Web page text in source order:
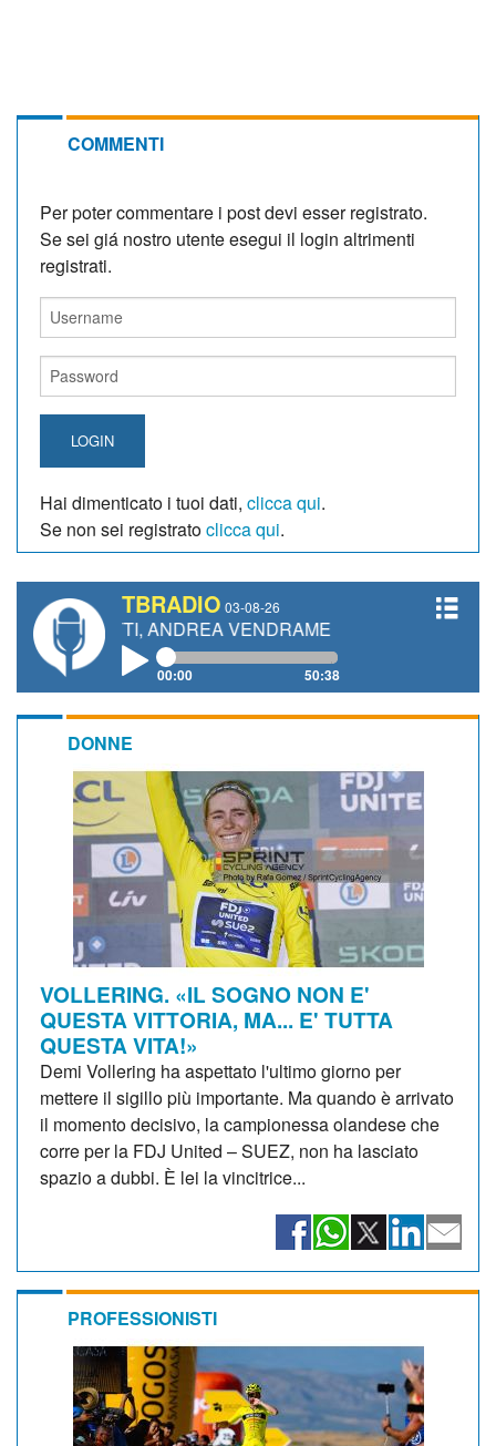
COMMENTI
Per poter commentare i post devi esser registrato.
Se sei giá nostro utente esegui il login altrimenti
registrati.
LOGIN
Hai dimenticato i tuoi dati, clicca qui.
Se non sei registratoclicca qui.
TBRADIO 03-08-26
ANDREA VENDRAME, FILIPPO FIORELLI
00:00 50:38
DONNE
VOLLERING. «IL SOGNO NON E'
QUESTA VITTORIA, MA... E' TUTTA
QUESTA VITA!»
Demi Vollering ha aspettato l'ultimo giorno per
mettere il sigillo più importante. Ma quando è arrivato
il momento decisivo, la campionessa olandese che
corre per la FDJ United – SUEZ, non ha lasciato
spazio a dubbi. È lei la vincitrice...
PROFESSIONISTI